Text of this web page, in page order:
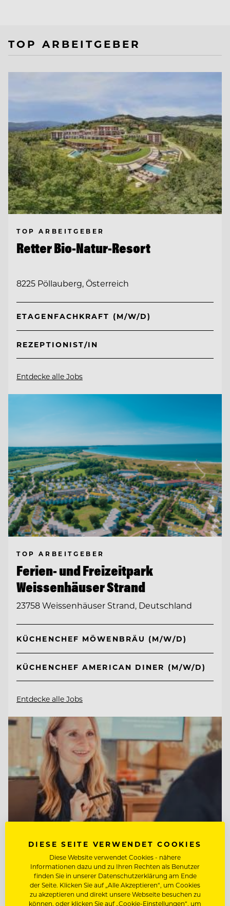
TOP ARBEITGEBER
TOP ARBEITGEBER
Retter Bio-Natur-Resort
8225 Pöllauberg, Österreich
ETAGENFACHKRAFT (M/W/D)
REZEPTIONIST/IN
Entdecke alle Jobs
TOP ARBEITGEBER
Ferien- und Freizeitpark
Weissenhäuser Strand
23758 Weissenhäuser Strand, Deutschland
KÜCHENCHEF MÖWENBRÄU (M/W/D)
KÜCHENCHEF AMERICAN DINER (M/W/D)
Entdecke alle Jobs
TOP ARBEITGEBER
Tirol Lodge Ellmau
DIESE SEITE VERWENDET COOKIES
Diese Website verwendet Cookies - nähere
Informationen dazu und zu Ihren Rechten als Benutzer
finden Sie in unserer Datenschutzerklärung am Ende
der Seite. Klicken Sie auf „Alle Akzeptieren“, um Cookies
zu akzeptieren und direkt unsere Webseite besuchen zu
können, oder klicken Sie auf „Cookie-Einstellungen“, um